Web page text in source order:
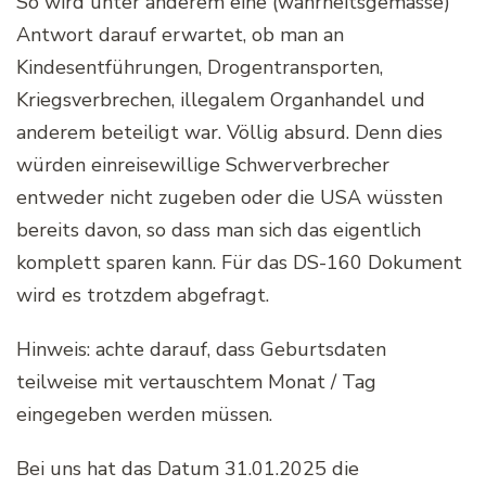
Antwort darauf erwartet, ob man an
Kindesentführungen, Drogentransporten,
Kriegsverbrechen, illegalem Organhandel und
anderem beteiligt war. Völlig absurd. Denn dies
würden einreisewillige Schwerverbrecher
entweder nicht zugeben oder die USA wüssten
bereits davon, so dass man sich das eigentlich
komplett sparen kann. Für das DS-160 Dokument
wird es trotzdem abgefragt.
Hinweis: achte darauf, dass Geburtsdaten
teilweise mit vertauschtem Monat / Tag
eingegeben werden müssen.
Bei uns hat das Datum 31.01.2025 die